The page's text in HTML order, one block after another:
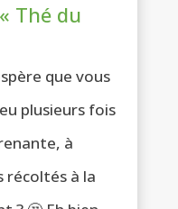
Thé du
que vous
plusieurs fois
à
récoltés à la